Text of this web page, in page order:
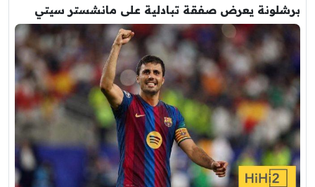
برشلونة يعرض صفقة تبادلية على مانشستر سيتي